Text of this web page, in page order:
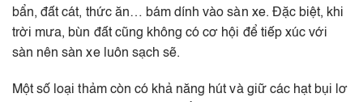
bẩn, đất cát, thức ăn… bám dính vào sàn xe. Đặc biệt, khi
trời mưa, bùn đất cũng không có cơ hội để tiếp xúc với
sàn nên sàn xe luôn sạch sẽ.
Một số loại thảm còn có khả năng hút và giữ các hạt bụi lơ